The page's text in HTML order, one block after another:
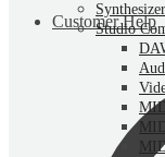
Customer Help
Studio